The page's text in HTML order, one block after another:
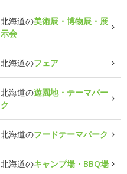
北海道の美術展・博物展・展
示会
北海道のフェア
北海道の遊園地・テーマパー
ク
北海道のフードテーマパーク
北海道のキャンプ場・BBQ場